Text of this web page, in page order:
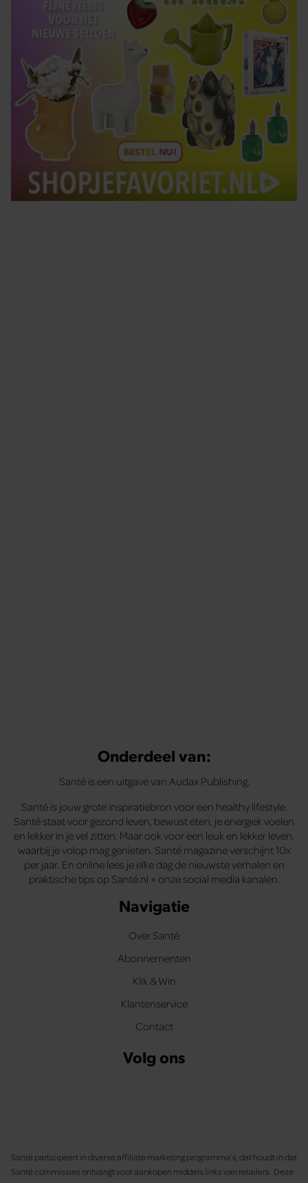
Onderdeel van:
Santé is een uitgave van Audax Publishing.
Santé is jouw grote inspiratiebron voor een healthy lifestyle.
Santé staat voor gezond leven, bewust eten, je energiek voelen
en lekker in je vel zitten. Maar ook voor een leuk en lekker leven,
waarbij je volop mag genieten. Santé magazine verschijnt 10x
per jaar. En online lees je elke dag de nieuwste verhalen en
praktische tips op Santé.nl + onze social media kanalen.
Navigatie
Over Santé
Abonnementen
Klik & Win
Klantenservice
Contact
Volg ons
Santé participeert in diverse affiliate marketing programma’s, dat houdt in dat
Santé commissies ontvangt voor aankopen middels links van retailers. Deze